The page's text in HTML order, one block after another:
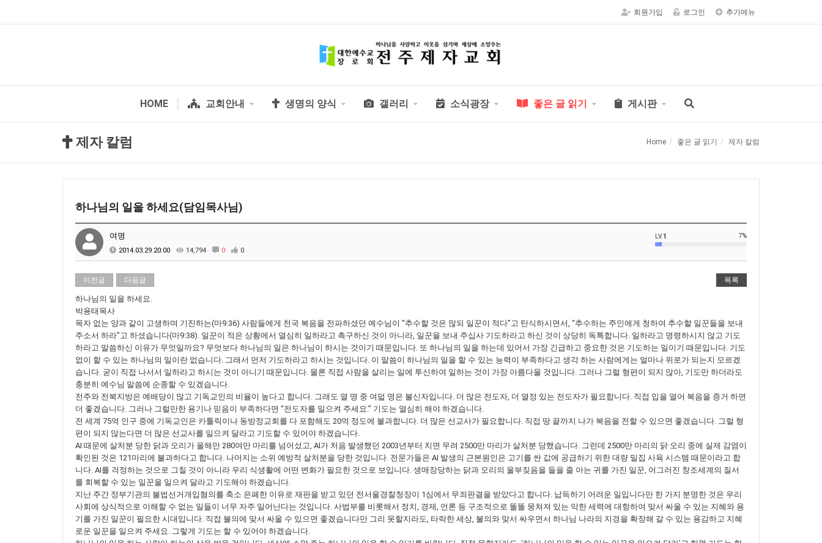
회원가입 로그인 추가메뉴
HOME 교회안내 생명의 양식 갤러리 소식광장 좋은 글 읽기 게시판
제자 칼럼 Home 좋은 글 읽기 제자 칼럼
하나님의 일을 하세요(담임목사님)
여명
2014.03.29 20:00 14,794 0 0
LV.1 7%
이전글 다음글 목록
하나님의 일을 하세요.
박용태목사
목자 없는 양과 같이 고생하며 기진하는(마9:36) 사람들에게 천국 복음을 전파하셨던 예수님이 “추수할 것은 많되 일꾼이 적다”고 탄식하시면서, “추수하는 주인에게 청하여 추수할 일꾼들을 보내
주소서 하라”고 하셨습니다(마9:38). 일꾼이 적은 상황에서 열심히 일하라고 촉구하신 것이 아니라, 일꾼을 보내 주십사 기도하라고 하신 것이 상당히 독특합니다. 일하라고 명령하시지 않고 기도
하라고 말씀하신 이유가 무엇일까요? 무엇보다 하나님의 일은 하나님이 하시는 것이기 때문입니다. 또 하나님의 일을 하는데 있어서 가장 긴급하고 중요한 것은 기도하는 일이기 때문입니다. 기도
없이 할 수 있는 하나님의 일이란 없습니다. 그래서 먼저 기도하라고 하시는 것입니다. 이 말씀이 하나님의 일을 할 수 있는 능력이 부족하다고 생각 하는 사람에게는 얼마나 위로가 되는지 모르겠
습니다. 굳이 직접 나서서 일하라고 하시는 것이 아니기 때문입니다. 물론 직접 사람을 살리는 일에 투신하여 일하는 것이 가장 아름다울 것입니다. 그러나 그럴 형편이 되지 않아, 기도만 하더라도
충분히 예수님 말씀에 순종할 수 있겠습니다.
전주와 전북지방은 예배당이 많고 기독교인의 비율이 높다고 합니다. 그래도 열 명 중 여덟 명은 불신자입니다. 더 많은 전도자, 더 열정 있는 전도자가 필요합니다. 직접 입을 열어 복음을 증거 하면
더 좋겠습니다. 그러나 그럴만한 용기나 믿음이 부족하다면 “전도자를 일으켜 주세요.” 기도는 열심히 해야 하겠습니다.
전 세계 75억 인구 중에 기독교인은 카톨릭이나 동방정교회를 다 포함해도 20억 정도에 불과합니다. 더 많은 선교사가 필요합니다. 직접 땅 끝까지 나가 복음을 전할 수 있으면 좋겠습니다. 그럴 형
편이 되지 않는다면 더 많은 선교사를 일으켜 달라고 기도할 수 있어야 하겠습니다.
AI 때문에 살처분 당한 닭과 오리가 올해만 280여만 마리를 넘어섰고, AI가 처음 발생했던 2003년부터 치면 무려 2500만 마리가 살처분 당했습니다. 그런데 2500만 마리의 닭·오리 중에 실제 감염이
확인된 것은 121마리에 불과하다고 합니다. 나머지는 소위 예방적 살처분을 당한 것입니다. 전문가들은 AI 발생의 근본원인은 고기를 싼 값에 공급하기 위한 대량 밀집 사육 시스템 때문이라고 합
니다. AI를 걱정하는 것으로 그칠 것이 아니라 우리 식생활에 어떤 변화가 필요한 것으로 보입니다. 생매장당하는 닭과 오리의 울부짖음을 들을 줄 아는 귀를 가진 일꾼, 어그러진 창조세계의 질서
를 회복할 수 있는 일꾼을 일으켜 달라고 기도해야 하겠습니다.
지난 주간 정부기관의 불법선거개입혐의를 축소 은폐한 이유로 재판을 받고 있던 전서울경찰청장이 1심에서 무죄판결을 받았다고 합니다. 납득하기 어려운 일입니다만 한 가지 분명한 것은 우리
사회에 상식적으로 이해할 수 없는 일들이 너무 자주 일어난다는 것입니다. 사법부를 비롯해서 정치, 경제, 언론 등 구조적으로 똘똘 뭉쳐져 있는 악한 세력에 대항하여 맞서 싸울 수 있는 지혜와 용
기를 가진 일꾼이 필요한 시대입니다. 직접 불의에 맞서 싸울 수 있으면 좋겠습니다만 그리 못할지라도, 타락한 세상, 불의와 맞서 싸우면서 하나님 나라의 지경을 확장해 갈 수 있는 용감하고 지혜
로운 일꾼을 일으켜 주세요. 그렇게 기도는 할 수 있어야 하겠습니다.